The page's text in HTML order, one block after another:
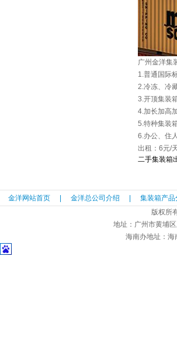
广州金洋集
1.普通国际
2.冷冻、冷
3.开顶集装
4.加长加高
5.特种集装
6.办公、住
出租：6元/
二手集装箱
金洋网站首页 金洋总公司介绍 集装箱产品
版权所
地址：广州市黄埔
海南办地址：